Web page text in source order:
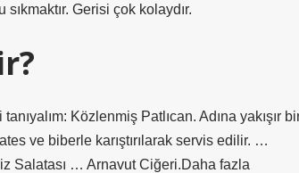
Gerisi çok kolaydır.
Közlenmiş Patlıcan. Adına yakışır
ve biberle karıştırılarak servis edilir. …
… Arnavut Ciğeri.Daha fazla